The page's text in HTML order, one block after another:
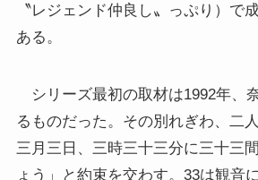
〝レジェンド仲良し〟っぷり）で
ある。
シリーズ最初の取材は1992年、
るものだった。その別れぎわ、二
三月三日、三時三十三分に三十三
ょう」と約束を交わす。33は観音